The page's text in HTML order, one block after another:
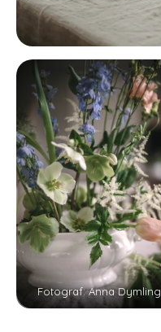
Fotograf: Anna Dymling